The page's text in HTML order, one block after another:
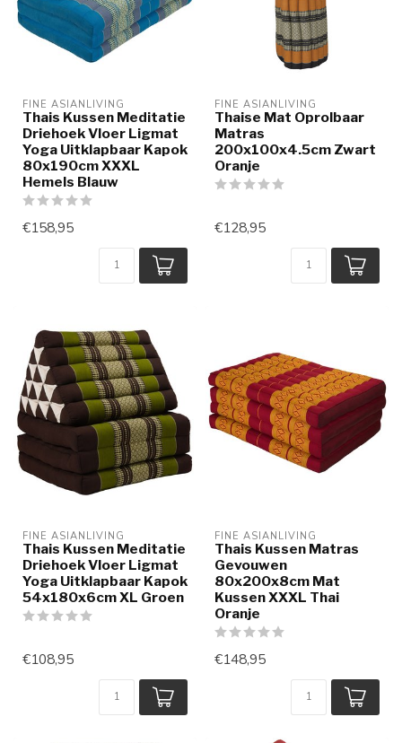
FINE ASIANLIVING
Thais Kussen Meditatie
Driehoek Vloer Ligmat
Yoga Uitklapbaar Kapok
80x190cm XXXL
Hemels Blauw
€158,95
FINE ASIANLIVING
Thaise Mat Oprolbaar
Matras
200x100x4.5cm Zwart
Oranje
€128,95
FINE ASIANLIVING
Thais Kussen Meditatie
Driehoek Vloer Ligmat
Yoga Uitklapbaar Kapok
54x180x6cm XL Groen
€108,95
FINE ASIANLIVING
Thais Kussen Matras
Gevouwen
80x200x8cm Mat
Kussen XXXL Thai
Oranje
€148,95